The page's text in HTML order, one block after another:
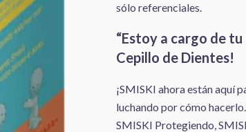
sólo referenciales.
“Estoy a cargo de
Cepillo de Dientes!
¡SMISKI ahora están aquí
luchando por cómo hacerlo.
SMISKI Protegiendo,